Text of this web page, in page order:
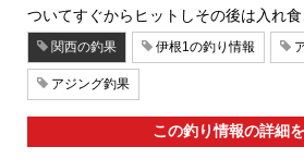
ついてすぐからヒットしその後は入れ食
関西の釣果 伊根1の釣り情報
アジング釣果
この釣り情報の詳細